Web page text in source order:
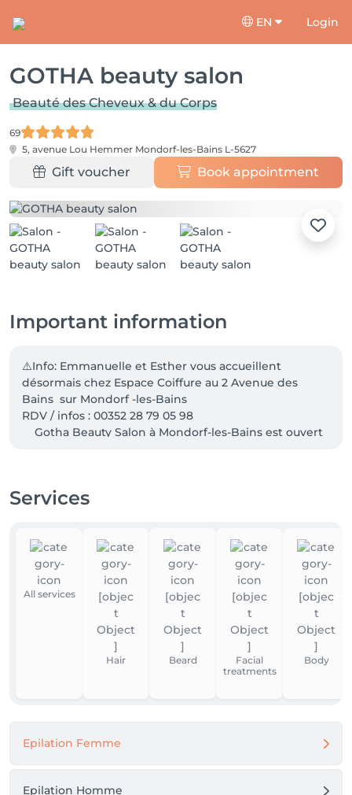
EN Login
GOTHA beauty salon
Beauté des Cheveux & du Corps
69
5, avenue Lou Hemmer Mondorf-les-Bains L-5627
Gift voucher Book appointment
Important information
⚠️Info: Emmanuelle et Esther vous accueillent
désormais chez Espace Coiffure au 2 Avenue des
Bains  sur Mondorf -les-Bains
RDV / infos : 00352 28 79 05 98
    Gotha Beauty Salon à Mondorf-les-Bains est ouvert
Anglais 🇬🇧
Services
All services
Hair Beard
Facial
treatments
Body
Epilation Femme
Epilation Homme